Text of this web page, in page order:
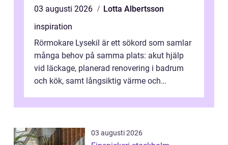
03 augusti 2026
Lotta Albertsson
inspiration
Rörmokare Lysekil är ett sökord som samlar
många behov på samma plats: akut hjälp
vid läckage, planerad renovering i badrum
och kök, samt långsiktig värme och
03 augusti 2026